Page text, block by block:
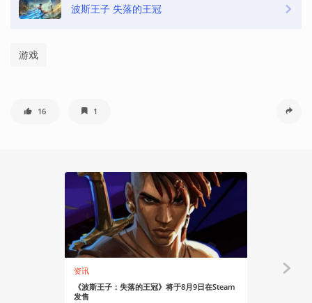
波斯王子 失落的王冠
游戏
16 1
资讯
《波斯王子：失落的王冠》将于8月9日在Steam
发售